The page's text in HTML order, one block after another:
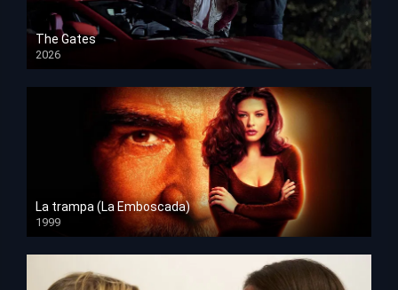
The Gates
2026
HD 1080p
La trampa (La Emboscada)
1999
HD 1080p